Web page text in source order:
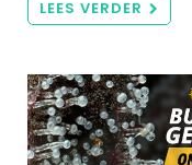
LEES VERDER